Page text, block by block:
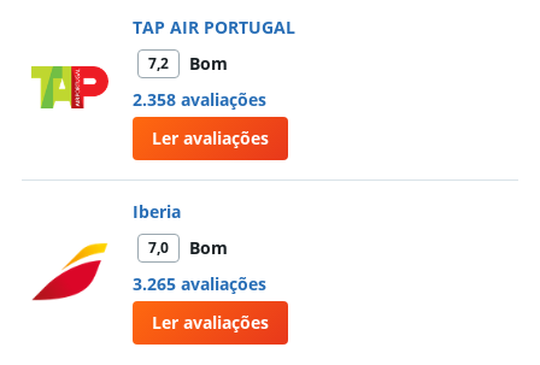
TAP AIR PORTUGAL
7,2
Bom
2.358 avaliações
Ler avaliações
Iberia
7,0
Bom
3.265 avaliações
Ler avaliações